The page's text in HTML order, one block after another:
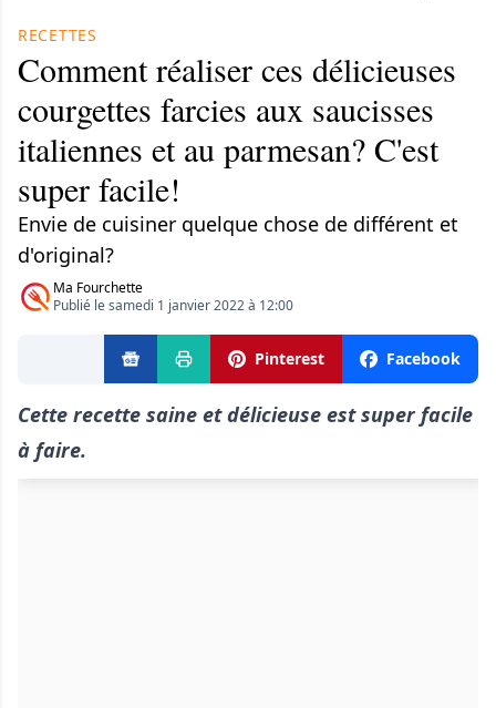
RECETTES
Comment réaliser ces délicieuses
courgettes farcies aux saucisses
italiennes et au parmesan? C'est
super facile!
Envie de cuisiner quelque chose de différent et
d'original?
Ma Fourchette
Publié le samedi 1 janvier 2022 à 12:00
Pinterest Facebook
Cette recette saine et délicieuse est super facile
à faire.